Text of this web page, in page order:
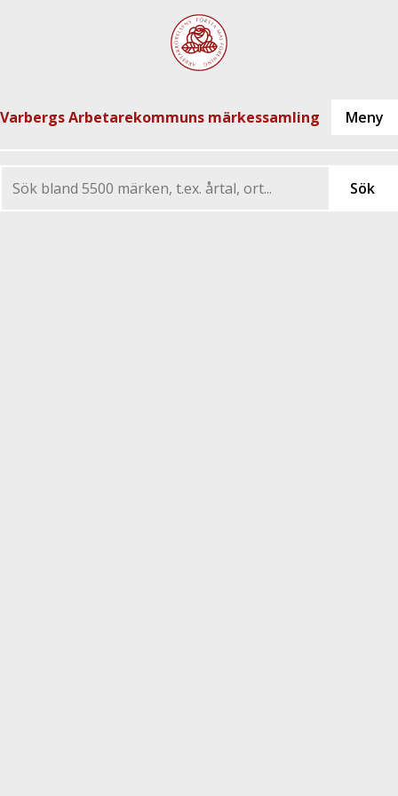
Varbergs Arbetarekommuns märkessamling